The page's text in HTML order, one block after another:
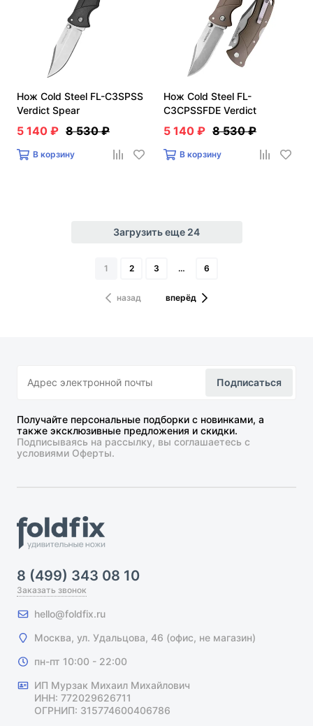
Нож Cold Steel FL-C3SPSS
Verdict Spear
5 140 ₽ 8 530 ₽
В корзину
Нож Cold Steel FL-
C3CPSSFDE Verdict
5 140 ₽ 8 530 ₽
В корзину
Загрузить еще 24
назад
1 2 3 … 6
вперёд
Подписаться
Получайте персональные подборки с новинками, а
также эксклюзивные предложения и скидки.
Подписываясь на рассылку, вы соглашаетесь с
условиями Оферты.
8 (499) 343 08 10
Заказать звонок
hello@foldfix.ru
Москва, ул. Удальцова, 46 (офис, не магазин)
пн-пт 10:00 - 22:00
ИП Мурзак Михаил Михайлович
ИНН: 772029626711
ОГРНИП: 315774600406786